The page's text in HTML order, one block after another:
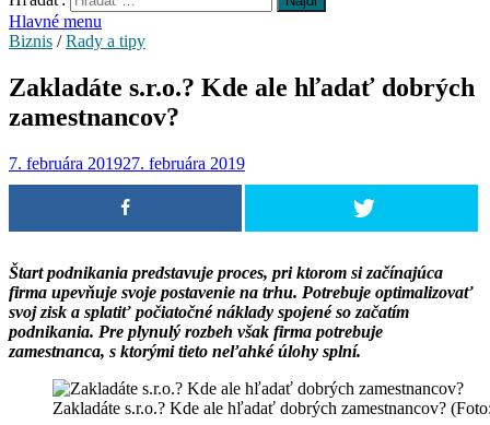
Hlavné menu
Biznis /Rady a tipy
Zakladáte s.r.o.? Kde ale hľadať dobrých
zamestnancov?
7. februára 201927. februára 2019
Štart podnikania predstavuje proces, pri ktorom si začínajúca
firma upevňuje svoje postavenie na trhu. Potrebuje optimalizovať
svoj zisk a splatiť počiatočné náklady spojené so začatím
podnikania. Pre plynulý rozbeh však firma potrebuje
zamestnanca, s ktorými tieto neľahké úlohy splní.
Zakladáte s.r.o.? Kde ale hľadať dobrých zamestnancov?